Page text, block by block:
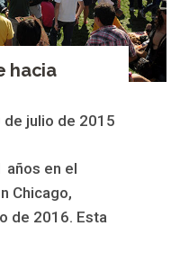
hacia
de julio de 2015
años en el
Chicago,
de 2016. Esta